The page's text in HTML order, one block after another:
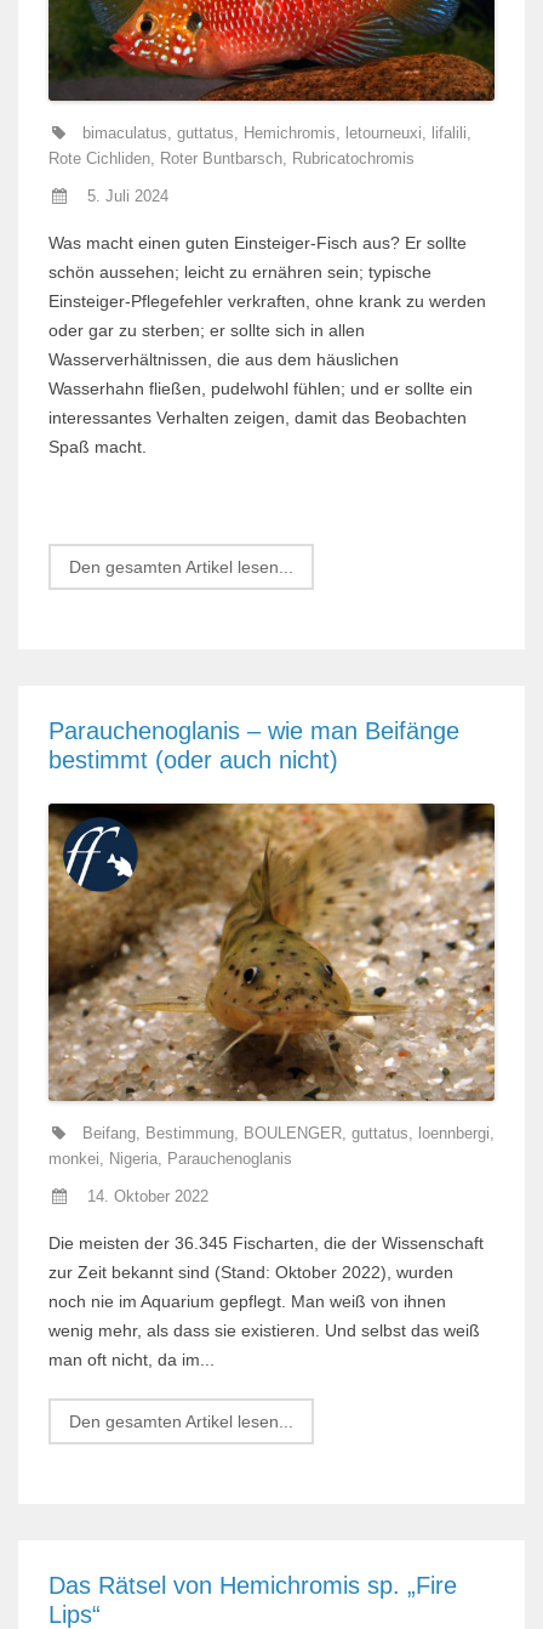
bimaculatus guttatus Hemichromis letourneuxi lifalili
Rote Cichliden
Roter Buntbarsch Rubricatochromis
5. Juli 2024
Was macht einen guten Einsteiger-Fisch aus? Er sollte
schön aussehen; leicht zu ernähren sein; typische
Einsteiger-Pflegefehler verkraften, ohne krank zu werden
oder gar zu sterben; er sollte sich in allen
Wasserverhältnissen, die aus dem häuslichen
Wasserhahn fließen, pudelwohl fühlen; und er sollte ein
interessantes Verhalten zeigen, damit das Beobachten
Spaß macht.
Den gesamten Artikel lesen...
Parauchenoglanis – wie man Beifänge
bestimmt (oder auch nicht)
Beifang, Bestimmung, BOULENGER, guttatus, loennbergi,
monkei, Nigeria, Parauchenoglanis
14. Oktober 2022
Die meisten der 36.345 Fischarten, die der Wissenschaft
zur Zeit bekannt sind (Stand: Oktober 2022), wurden
noch nie im Aquarium gepflegt. Man weiß von ihnen
wenig mehr, als dass sie existieren. Und selbst das weiß
man oft nicht, da im...
Den gesamten Artikel lesen...
Das Rätsel von Hemichromis sp. „Fire
Lips“